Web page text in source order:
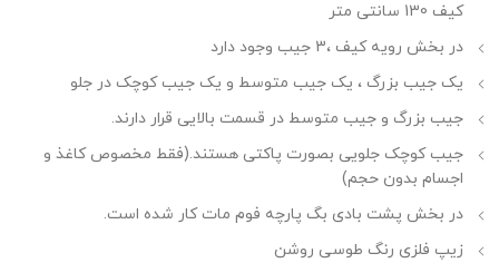
کیف 130 سانتی متر
در بخش رویه کیف ،3 جیب وجود دارد
یک جیب بزرگ ، یک جیب متوسط و یک جیب کوچک در جلو
جیب بزرگ و جیب متوسط در قسمت بالایی قرار دارند.
جیب کوچک جلویی بصورت پاکتی هستند.(فقط مخصوص کاغذ و
اجسام بدون حجم)
در بخش پشت بادی بگ پارچه فوم مات کار شده است.
زیپ فلزی رنگ طوسی روشن